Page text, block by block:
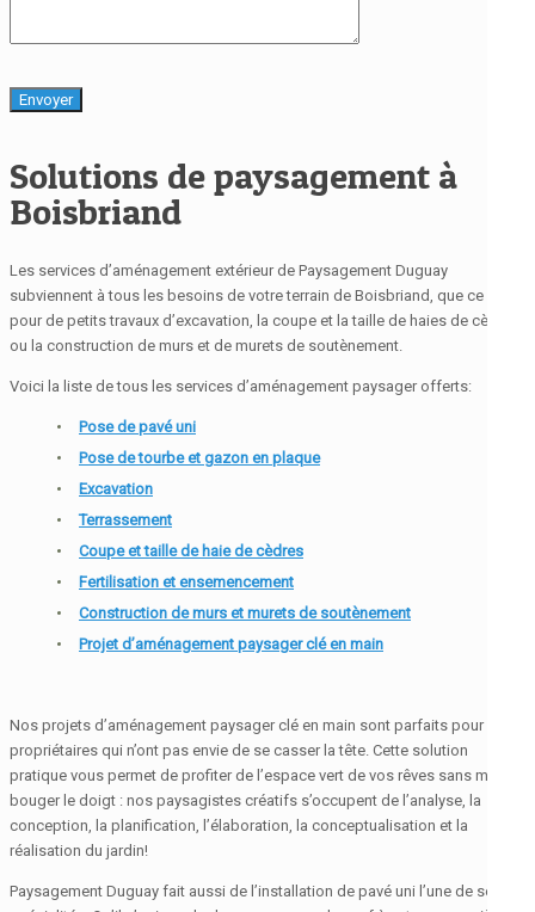
Solutions de paysagement à
Boisbriand
Les services d’aménagement extérieur de Paysagement Duguay
subviennent à tous les besoins de votre terrain de Boisbriand, que ce soit
pour de petits travaux d’excavation, la coupe et la taille de haies de cèdres
ou la construction de murs et de murets de soutènement.
Voici la liste de tous les services d’aménagement paysager offerts:
Pose de pavé uni
Pose de tourbe et gazon en plaque
Excavation
Terrassement
Coupe et taille de haie de cèdres
Fertilisation et ensemencement
Construction de murs et murets de soutènement
Projet d’aménagement paysager clé en main
Nos projets d’aménagement paysager clé en main sont parfaits pour les
propriétaires qui n’ont pas envie de se casser la tête. Cette solution
pratique vous permet de profiter de l’espace vert de vos rêves sans même
bouger le doigt : nos paysagistes créatifs s’occupent de l’analyse, la
conception, la planification, l’élaboration, la conceptualisation et la
réalisation du jardin!
Paysagement Duguay fait aussi de l’installation de pavé uni l’une de ses